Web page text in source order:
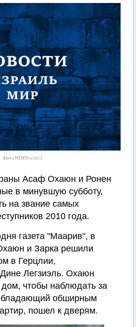
Фото NEWSru.co.il
Асаф Охаюн и Ронен
в минувшую субботу,
на звание самых
2010 года.
газета "Маарив", в
и Зарка решили
в Герцлии,
Легзиэль. Охаюн
чтобы наблюдать за
обширным
пошел к дверям.